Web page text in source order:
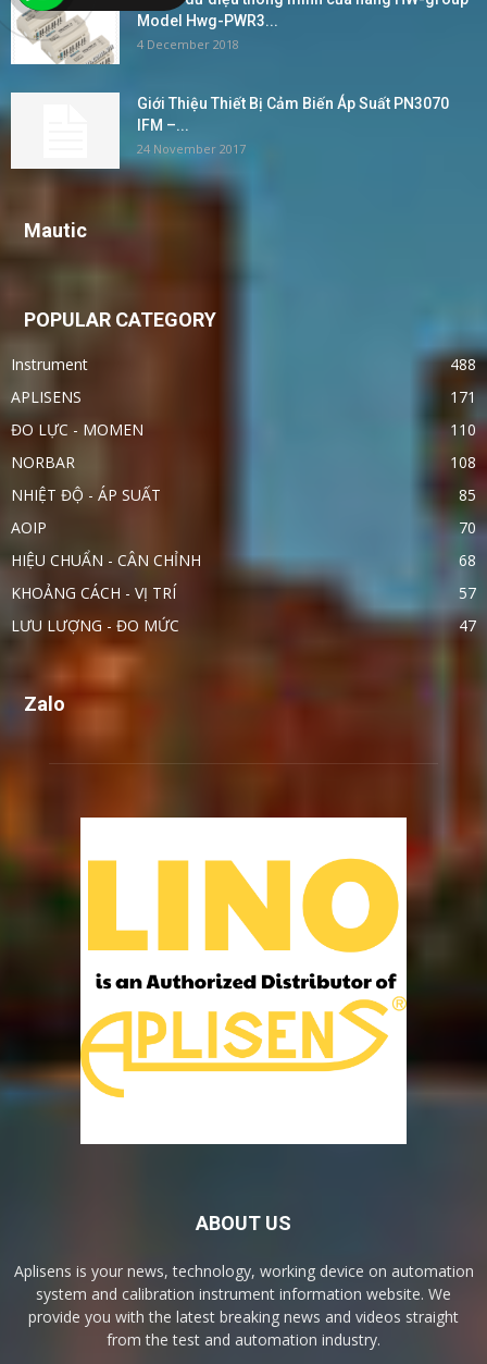
Model Hwg-PWR3...
4 December 2018
Giới Thiệu Thiết Bị Cảm Biến Áp Suất PN3070
IFM –...
24 November 2017
Mautic
POPULAR CATEGORY
Instrument
488
APLISENS
171
ĐO LỰC - MOMEN
110
NORBAR
108
NHIỆT ĐỘ - ÁP SUẤT
85
AOIP
70
HIỆU CHUẨN - CÂN CHỈNH
68
KHOẢNG CÁCH - VỊ TRÍ
57
LƯU LƯỢNG - ĐO MỨC
47
Zalo
ABOUT US
Aplisens is your news, technology, working device on automation
system and calibration instrument information website. We
provide you with the latest breaking news and videos straight
from the test and automation industry.